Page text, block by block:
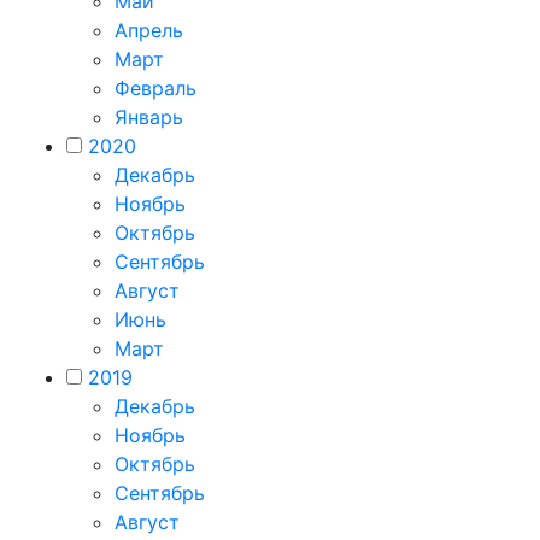
Апрель
Март
Февраль
Январь
2020
Декабрь
Ноябрь
Октябрь
Сентябрь
Август
Июнь
Март
2019
Декабрь
Ноябрь
Октябрь
Сентябрь
Август